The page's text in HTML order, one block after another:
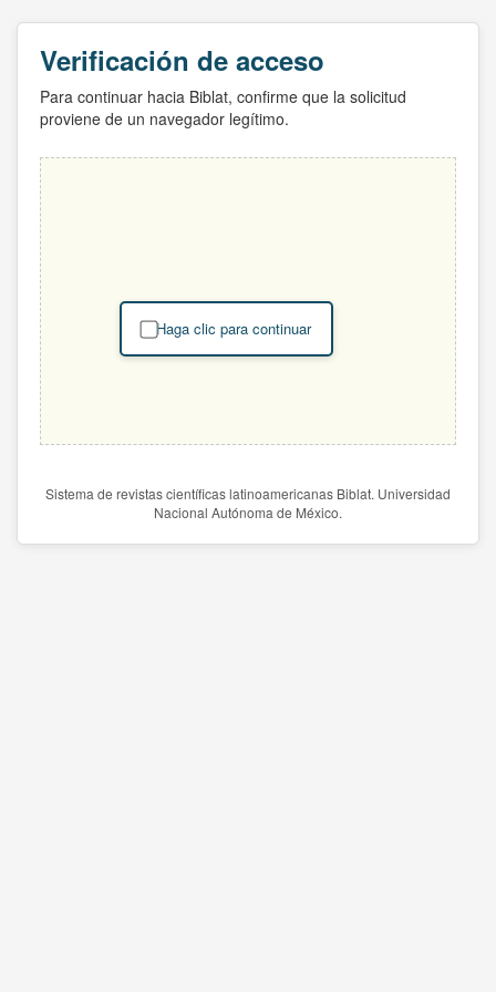
Verificación de acceso
Para continuar hacia Biblat, confirme que la solicitud
proviene de un navegador legítimo.
Haga clic para continuar
Sistema de revistas científicas latinoamericanas Biblat. Universidad
Nacional Autónoma de México.